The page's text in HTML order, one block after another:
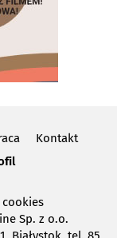
Kontakt
Sp. z o.o.